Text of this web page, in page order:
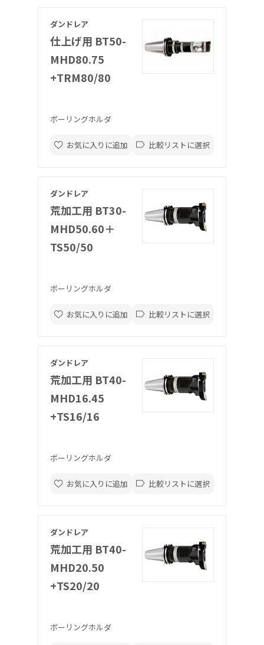
ダンドレア
仕上げ用 BT50-
MHD80.75
+TRM80/80
ボーリングホルダ
お気に入りに追加 比較リストに選択
ダンドレア
荒加工用 BT30-
MHD50.60＋
TS50/50
ボーリングホルダ
お気に入りに追加 比較リストに選択
ダンドレア
荒加工用 BT40-
MHD16.45
+TS16/16
ボーリングホルダ
お気に入りに追加 比較リストに選択
ダンドレア
荒加工用 BT40-
MHD20.50
+TS20/20
ボーリングホルダ